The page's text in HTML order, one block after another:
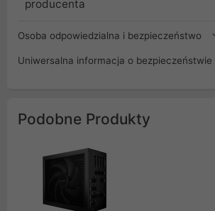
producenta
Osoba odpowiedzialna i bezpieczeństwo
Uniwersalna informacja o bezpieczeństwie
Podobne Produkty